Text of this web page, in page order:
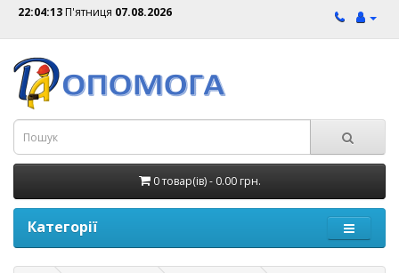
22:04:13 П'ятниця 07.08.2026
0 товар(ів) - 0.00 грн.
Категорії